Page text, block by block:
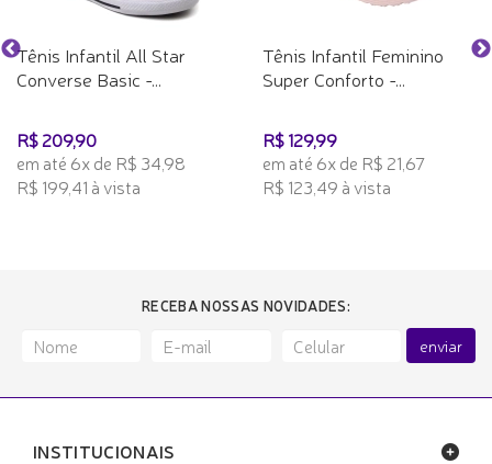
Tênis Infantil All Star
Converse Basic -...
R$ 209,90
em até 6x de R$ 34,98
R$ 199,41 à vista
Tênis Infantil Feminino
Super Conforto -...
R$ 129,99
em até 6x de R$ 21,67
R$ 123,49 à vista
RECEBA NOSSAS NOVIDADES:
enviar
INSTITUCIONAIS